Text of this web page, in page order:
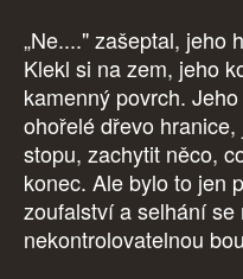
„Ne...." zašeptal, jeho
Klekl si na zem, jeho
kamenný povrch.
ohořelé dřevo
stopu, zachytit něco,
konec. Ale bylo to jen
zoufalství a selhání se
nekontrolovatelnou